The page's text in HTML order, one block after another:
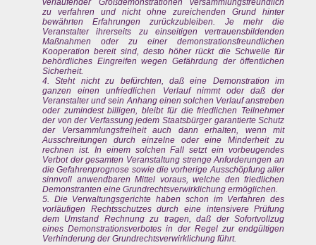
verlaufender Großdemonstrationen versammlungsfreundlich
zu verfahren und nicht ohne zureichenden Grund hinter
bewährten Erfahrungen zurückzubleiben. Je mehr die
Veranstalter ihrerseits zu einseitigen vertrauensbildenden
Maßnahmen oder zu einer demonstrationsfreundlichen
Kooperation bereit sind, desto höher rückt die Schwelle für
behördliches Eingreifen wegen Gefährdung der öffentlichen
Sicherheit.
4. Steht nicht zu befürchten, daß eine Demonstration im
ganzen einen unfriedlichen Verlauf nimmt oder daß der
Veranstalter und sein Anhang einen solchen Verlauf anstreben
oder zumindest billigen, bleibt für die friedlichen Teilnehmer
der von der Verfassung jedem Staatsbürger garantierte Schutz
der Versammlungsfreiheit auch dann erhalten, wenn mit
Ausschreitungen durch einzelne oder eine Minderheit zu
rechnen ist. In einem solchen Fall setzt ein vorbeugendes
Verbot der gesamten Veranstaltung strenge Anforderungen an
die Gefahrenprognose sowie die vorherige Ausschöpfung aller
sinnvoll anwendbaren Mittel voraus, welche den friedlichen
Demonstranten eine Grundrechtsverwirklichung ermöglichen.
5. Die Verwaltungsgerichte haben schon im Verfahren des
vorläufigen Rechtsschutzes durch eine intensivere Prüfung
dem Umstand Rechnung zu tragen, daß der Sofortvollzug
eines Demonstrationsverbotes in der Regel zur endgültigen
Verhinderung der Grundrechtsverwirklichung führt.